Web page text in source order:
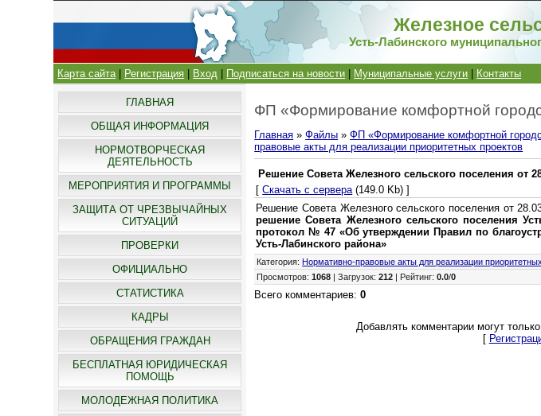
Железное
Усть-Лабинского
Карта сайта| Регистрация Вход Подписаться на новости Муниципальные услуги Контакты
ГЛАВНАЯ
ОБЩАЯ ИНФОРМАЦИЯ
НОРМОТВОРЧЕСКАЯ
ДЕЯТЕЛЬНОСТЬ
МЕРОПРИЯТИЯ И ПРОГРАММЫ
ЗАЩИТА ОТ ЧРЕЗВЫЧАЙНЫХ
СИТУАЦИЙ
ПРОВЕРКИ
ОФИЦИАЛЬНО
СТАТИСТИКА
КАДРЫ
ОБРАЩЕНИЯ ГРАЖДАН
БЕСПЛАТНАЯ ЮРИДИЧЕСКАЯ
ПОМОЩЬ
МОЛОДЕЖНАЯ ПОЛИТИКА
ФП «Формирование комфортной
Главная »Файлы »ФП «Формирование комфортной
правовые акты для реализации приоритетных проектов
Решение Совета Железного сельского поселения от
[Скачать с сервера(149.0 Kb) ]
Решение Совета Железного сельского поселения от
решение Совета Железного сельского поселения
протокол № 47 «Об утверждении Правил по
Усть-Лабинского района»
Категория: Нормативно-правовые акты для реализации
Просмотров:1068 |Загрузок:212 Рейтинг:0.0/0
Всего комментариев:0
Добавлять комментарии могут
[